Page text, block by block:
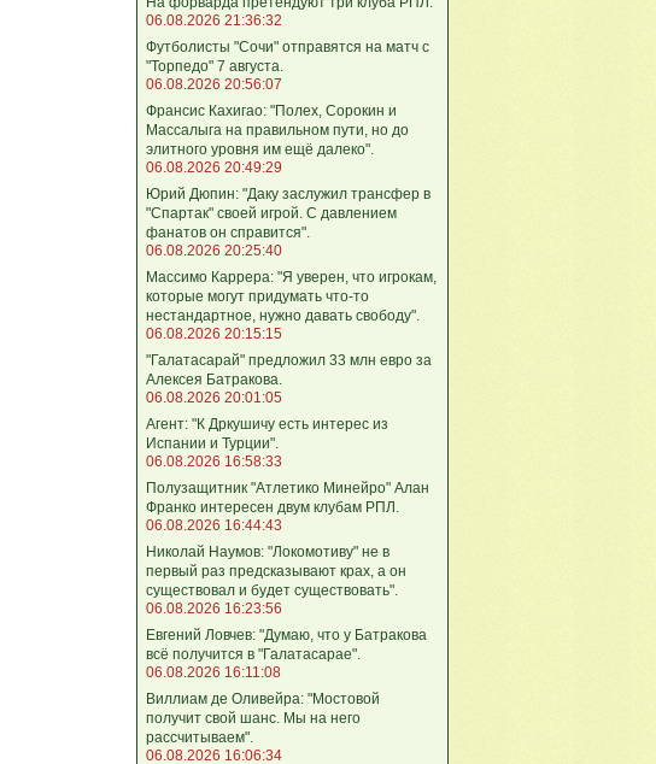
06.08.2026 21:36:32
Футболисты "Сочи" отправятся на матч с
"Торпедо" 7 августа.
06.08.2026 20:56:07
Франсис Кахигао: "Полех, Сорокин и
Массалыга на правильном пути, но до
элитного уровня им ещё далеко".
06.08.2026 20:49:29
Юрий Дюпин: "Даку заслужил трансфер в
"Спартак" своей игрой. С давлением
фанатов он справится".
06.08.2026 20:25:40
Массимо Каррера: "Я уверен, что игрокам,
которые могут придумать что-то
нестандартное, нужно давать свободу".
06.08.2026 20:15:15
"Галатасарай" предложил 33 млн евро за
Алексея Батракова.
06.08.2026 20:01:05
Агент: "К Дркушичу есть интерес из
Испании и Турции".
06.08.2026 16:58:33
Полузащитник "Атлетико Минейро" Алан
Франко интересен двум клубам РПЛ.
06.08.2026 16:44:43
Николай Наумов: "Локомотиву" не в
первый раз предсказывают крах, а он
существовал и будет существовать".
06.08.2026 16:23:56
Евгений Ловчев: "Думаю, что у Батракова
всё получится в "Галатасарае".
06.08.2026 16:11:08
Виллиам де Оливейра: "Мостовой
получит свой шанс. Мы на него
рассчитываем".
06.08.2026 16:06:34